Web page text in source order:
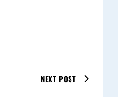
NEXT POST